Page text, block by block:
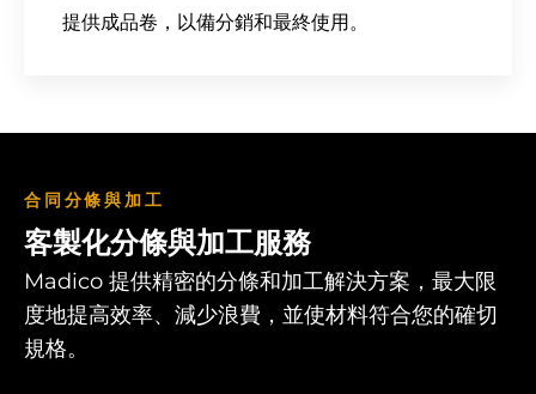
提供成品卷，以備分銷和最終使用。
合同分條與加工
客製化分條與加工服務
Madico 提供精密的分條和加工解決方案，最大限
度地提高效率、減少浪費，並使材料符合您的確切
規格。